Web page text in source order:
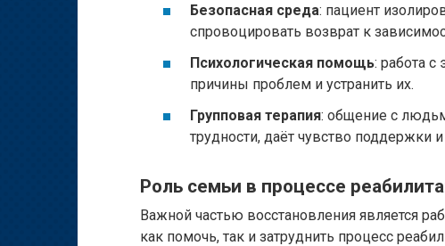
Безопасная среда: пациент
спровоцировать возврат к
Психологическая помощь: работа
причины проблем и устранить их.
Групповая терапия: общение с
трудности, даёт чувство поддержки
Роль семьи в процессе
Важной частью восстановления является
как помочь, так и затруднить процесс